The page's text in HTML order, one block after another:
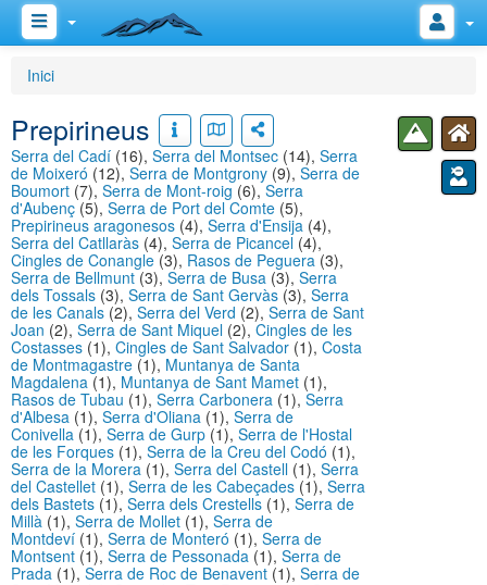
Inici
Prepirineus
Serra del Cadí (16), Serra del Montsec (14), Serra
de Moixeró (12), Serra de Montgrony (9), Serra de
Boumort (7), Serra de Mont-roig (6), Serra
d'Aubenç (5), Serra de Port del Comte (5),
Prepirineus aragonesos (4), Serra d'Ensija (4),
Serra del Catllaràs (4), Serra de Picancel (4),
Cingles de Conangle (3), Rasos de Peguera (3),
Serra de Bellmunt (3), Serra de Busa (3), Serra
dels Tossals (3), Serra de Sant Gervàs (3), Serra
de les Canals (2), Serra del Verd (2), Serra de Sant
Joan (2), Serra de Sant Miquel (2), Cingles de les
Costasses (1), Cingles de Sant Salvador (1), Costa
de Montmagastre (1), Muntanya de Santa
Magdalena (1), Muntanya de Sant Mamet (1),
Rasos de Tubau (1), Serra Carbonera (1), Serra
d'Albesa (1), Serra d'Oliana (1), Serra de
Conivella (1), Serra de Gurp (1), Serra de l'Hostal
de les Forques (1), Serra de la Creu del Codó (1),
Serra de la Morera (1), Serra del Castell (1), Serra
del Castellet (1), Serra de les Cabeçades (1), Serra
dels Bastets (1), Serra dels Crestells (1), Serra de
Millà (1), Serra de Mollet (1), Serra de
Montdeví (1), Serra de Monteró (1), Serra de
Montsent (1), Serra de Pessonada (1), Serra de
Prada (1), Serra de Roc de Benavent (1), Serra de